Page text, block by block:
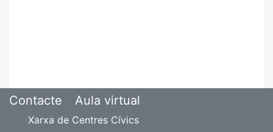
Contacte Aula virtual
Xarxa de Centres Cívics